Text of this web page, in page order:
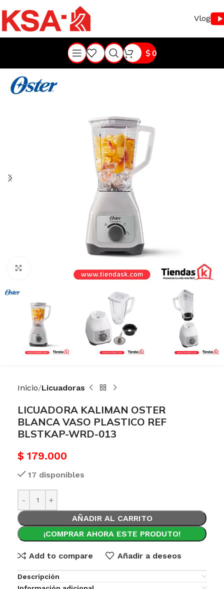
Vlog
$0
Haga Click para agrandar
Inicio Licuadoras
LICUADORA KALIMAN OSTER
BLANCA VASO PLASTICO REF
BLSTKAP-WRD-013
$ 179.000
17 disponibles
AÑADIR AL CARRITO
¡COMPRAR AHORA ESTE PRODUTO!
Add to compare Añadir a deseos
Descripción